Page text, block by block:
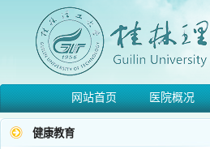
网站首页 医院概况
健康教育